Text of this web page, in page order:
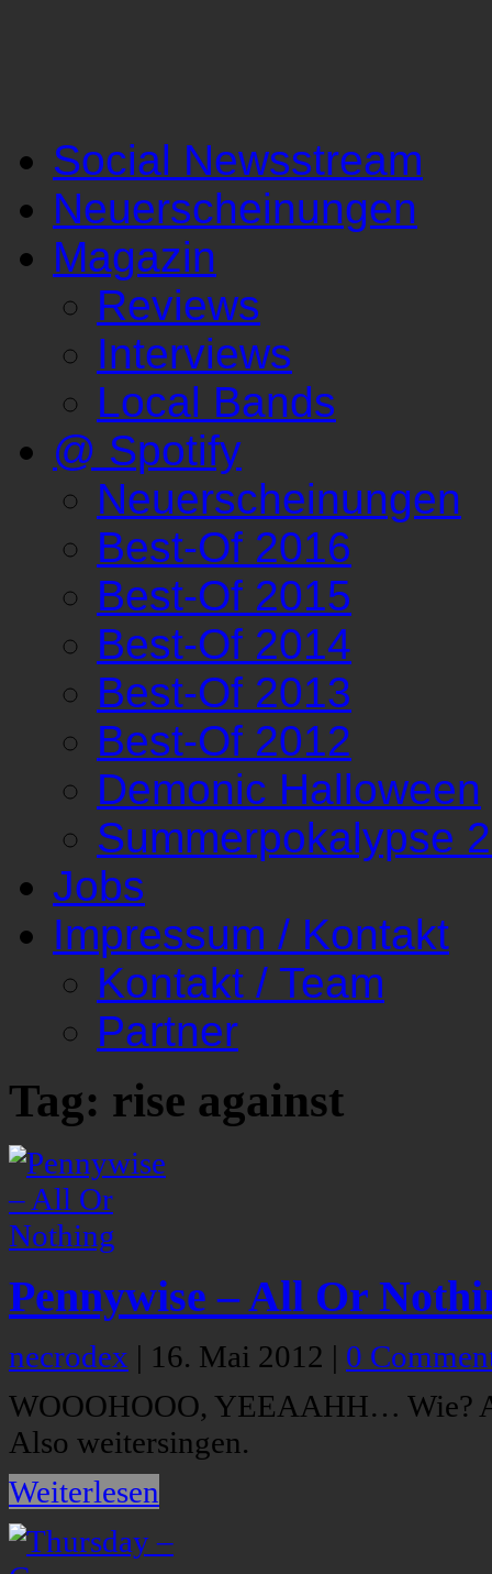
Social Newsstream
Neuerscheinungen
Magazin
Reviews
Interviews
Local Bands
@ Spotify
Neuerscheinungen
Best-Of 2016
Best-Of 2015
Best-Of 2014
Best-Of 2013
Best-Of 2012
Demonic Halloween
Summerpokalypse
Jobs
Impressum / Kontakt
Kontakt / Team
Partner
Tag: rise against
Pennywise – All Or
necrodex | 16. Mai 2012 | 0
WOOOHOOO, YEEAAHH… Wie?
Also weitersingen.
Weiterlesen